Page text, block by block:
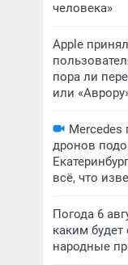
человека»
Apple
пора ли
или
Mercedes
дронов
всё, что
Погода 6
каким будет
народные